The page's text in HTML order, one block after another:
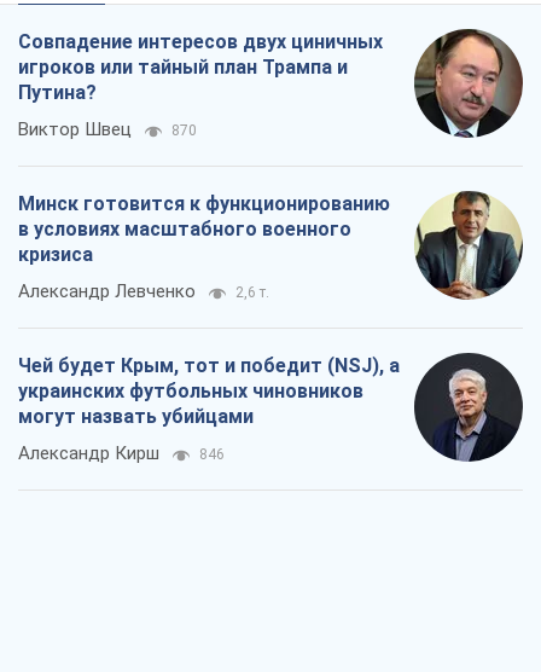
Совпадение интересов двух циничных
игроков или тайный план Трампа и
Путина?
Виктор Швец 870
Минск готовится к функционированию
в условиях масштабного военного
кризиса
Александр Левченко 2,6 т.
Чей будет Крым, тот и победит (NSJ), а
украинских футбольных чиновников
могут назвать убийцами
Александр Кирш 846